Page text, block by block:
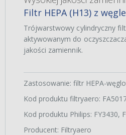
Filtr HEPA (H13) z
Trójwarstwowy cylindryczny
aktywowanym do
jakości zamiennik.
Zastosowanie: filtr HEPA-
Kod produktu filtryaero:
Kod produktu Philips: FY3430,
Producent: Filtryaero